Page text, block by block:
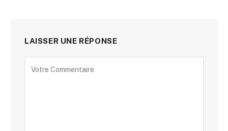
LAISSER UNE RÉPONSE